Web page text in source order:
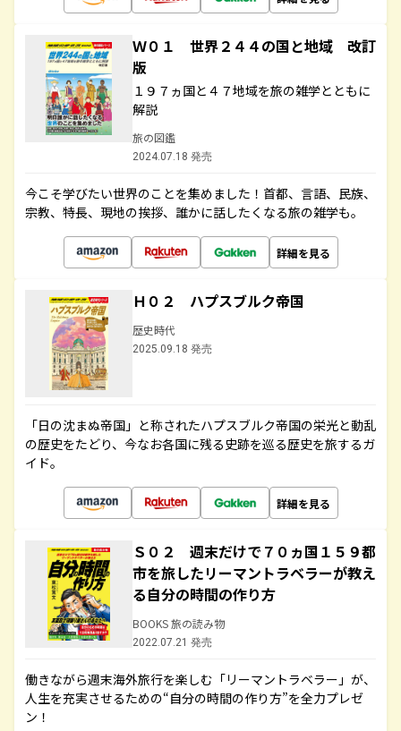
Ｗ０１ 世界２４４の国と地域 改訂
版
１９７ヵ国と４７地域を旅の雑学とともに
解説
旅の図鑑
2024.07.18 発売
今こそ学びたい世界のことを集めました！首都、言語、民族、
宗教、特長、現地の挨拶、誰かに話したくなる旅の雑学も。
詳細を見る
Ｈ０２ ハプスブルク帝国
歴史時代
2025.09.18 発売
「日の沈まぬ帝国」と称されたハプスブルク帝国の栄光と動乱
の歴史をたどり、今なお各国に残る史跡を巡る歴史を旅するガ
イド。
詳細を見る
Ｓ０２ 週末だけで７０ヵ国１５９都
市を旅したリーマントラベラーが教え
る自分の時間の作り方
BOOKS 旅の読み物
2022.07.21 発売
働きながら週末海外旅行を楽しむ「リーマントラベラー」が、
人生を充実させるための“自分の時間の作り方”を全力プレゼ
ン！